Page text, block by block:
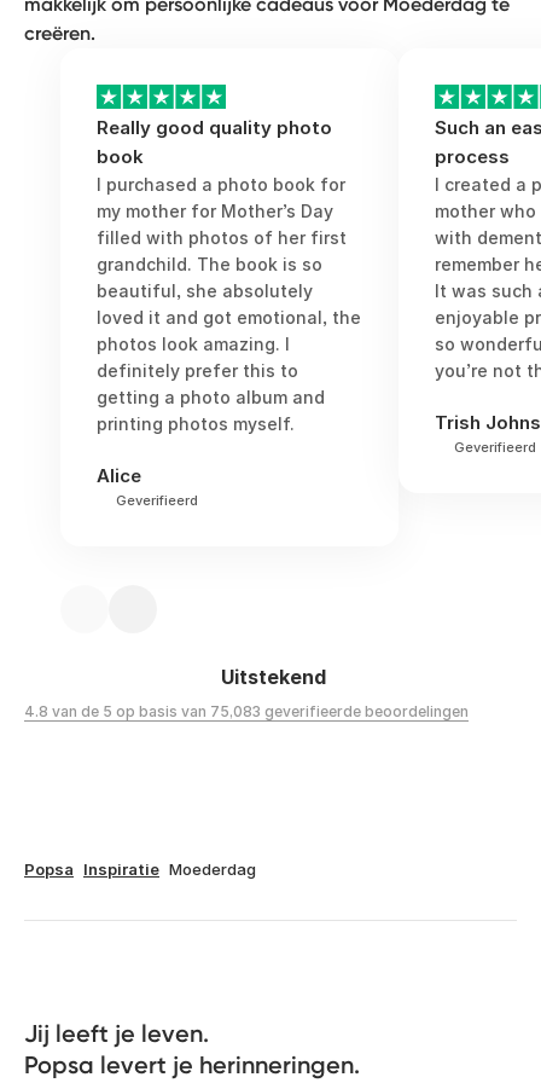
makkelijk om persoonlijke cadeaus voor Moederdag te
creëren.
Really good quality photo
book
I purchased a photo book for
my mother for Mother’s Day
filled with photos of her first
grandchild. The book is so
beautiful, she absolutely
loved it and got emotional, the
photos look amazing. I
definitely prefer this to
getting a photo album and
printing photos myself.
Alice
Geverifieerd
Such an
process
I created a
mother
with
remember
It was such
enjoyable
so
you’re not
Trish
Geverifieerd
Uitstekend
4.8 van de 5 op basis van 75,083 geverifieerde beoordelingen
Popsa Inspiratie Moederdag
Jij leeft je leven.
Popsa levert je herinneringen.